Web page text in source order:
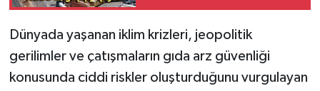
Dünyada yaşanan iklim krizleri, jeopolitik
gerilimler ve çatışmaların gıda arz güvenliği
konusunda ciddi riskler oluşturduğunu vurgulayan